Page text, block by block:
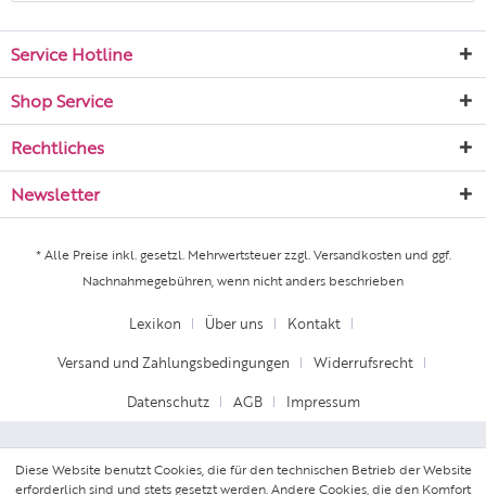
Service Hotline
Shop Service
Rechtliches
Newsletter
* Alle Preise inkl. gesetzl. Mehrwertsteuer zzgl.Versandkostenund ggf.
Nachnahmegebühren, wenn nicht anders beschrieben
Lexikon Über uns Kontakt
Versand und Zahlungsbedingungen Widerrufsrecht
Datenschutz AGB Impressum
Diese Website benutzt Cookies, die für den technischen Betrieb der Website
erforderlich sind und stets gesetzt werden. Andere Cookies, die den Komfort